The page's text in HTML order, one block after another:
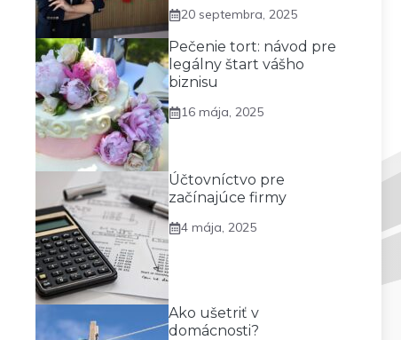
20 septembra, 2025
Pečenie tort: návod pre
legálny štart vášho
biznisu
16 mája, 2025
Účtovníctvo pre
začínajúce firmy
4 mája, 2025
Ako ušetriť v
domácnosti?